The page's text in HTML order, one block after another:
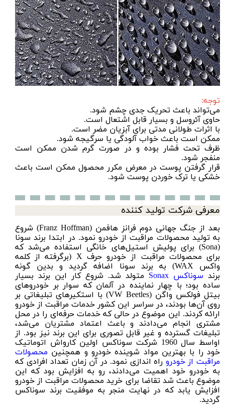
توجه:
می‌تواند باعث تحریک جدی چشم شود.
حاوی آئروسل و بسیار قابل اشتعال است.
با اثرات طولانی مدتی برای آبزیان مضر است.
ممکن است باعث خواب آلودگی یا سرگیجه شود.
ظرف تحت فشار بوده و در صورت گرم شدن ممکن است
منفجر شود.
قرار گرفتن پوست در معرض مکرر محصول ممکن است باعث
خشکی یا ترک خوردن پوست شود.
معرفی شرکت تولید کننده
بعد از جنگ جهانی دوم فرانز هافمن (Franz Hoffman) شروع
به تولید محصولات مراقبت از خودرو نمود. در ابتدا برند سونا
(Sona) برای پولیش استیل‌های خانگی استفاده می‌شد که
برای محصولات مراقبت از خودرو حرف X (برگرفته از کلمه
واکس WAX) به برند سونا اضافه گردید و بدین گونه
برند سوناکس Sonax متولد شد. شروع کار این برند بسیار
ساده بود؛ با چهار نماینده در آلمان که سوار بر خودروهای
بیتل فولکس واگن (VW Beetles) با استکیرهای تبلیغاتی بر
روی آن‌ها بودند، در سراسر این کشور خدمات مراقبت از خودرو
ارائه کردند. این موضوع در حالی که خدمات حرفه‌ای را در محل
مشتری انجام می‌دادند و باعث اعتماد مشتریان می‌شد،
تبلیغات گسترده و غیر قابل تصوری برای این برند نیز بود. از
اواسط سال 1960 شرکت سوناکس اولین کارواش اتوماتیک
خود را با بهترین مواد شوینده خودرو و همچنین محصولات
مراقبت از خودرو راه اندازی نمود. در آن زمان تعداد افرادی که
به خودرو خود اهمیت می‌دادند، رو به افزایش بود که این
موضوع باعث شد تقاضا برای خرید محصولات مراقبت از خودرو
افزایش یابد که در نهایت منجر به موفقیت برند سوناکس
گردید.